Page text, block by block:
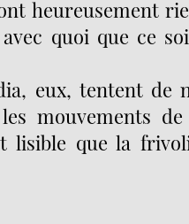
heureusement
quoi que ce
eux, tentent de
mouvements
lisible que la